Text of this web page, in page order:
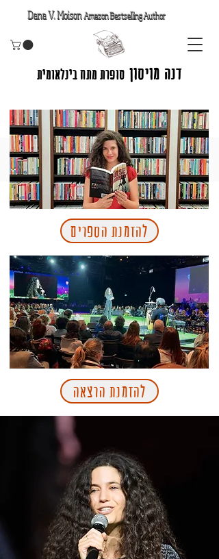
Dana V. MoisonAmazon Bestselling Author
דנה מויסון סופרת מתח בינלאומית
להזמנת הספרים
להזמנת הרצאה